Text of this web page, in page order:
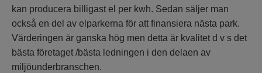
kan producera billigast el per kwh. Sedan säljer man
också en del av elparkerna för att finansiera nästa park.
Värderingen är ganska hög men detta är kvalitet d v s det
bästa företaget /bästa ledningen i den delaen av
miljöunderbranschen.